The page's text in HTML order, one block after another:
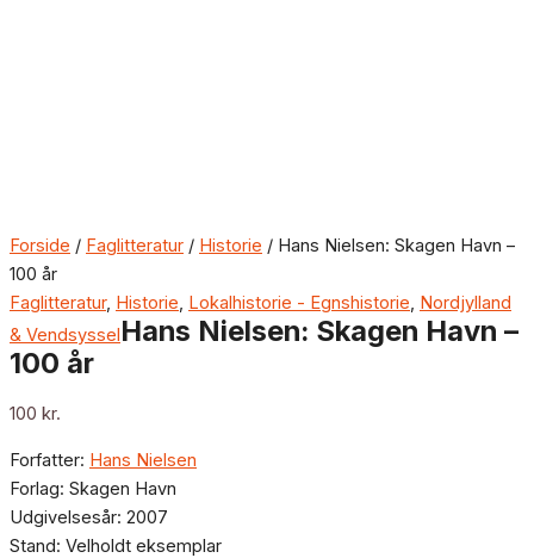
Forside / Faglitteratur / Historie / Hans Nielsen: Skagen Havn –
100 år
Faglitteratur, Historie, Lokalhistorie - Egnshistorie, Nordjylland
& Vendsyssel Hans Nielsen: Skagen Havn –
100 år
100 kr.
Forfatter: Hans Nielsen
Forlag: Skagen Havn
Udgivelsesår: 2007
Stand: Velholdt eksemplar